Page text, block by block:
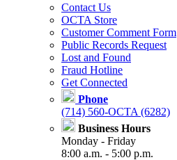
Contact Us
OCTA Store
Customer Comment Form
Public Records Request
Lost and Found
Fraud Hotline
Get Connected
Phone
(714) 560-OCTA (6282)
Business Hours
Monday - Friday
8:00 a.m. - 5:00 p.m.